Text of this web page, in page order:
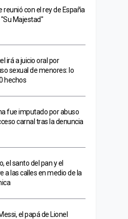
reunió con el rey de España
Majestad"
irá a juicio oral por
sexual de menores: lo
hechos
fue imputado por abuso
carnal tras la denuncia
el santo del pan y el
a las calles en medio de la
el papá de Lionel